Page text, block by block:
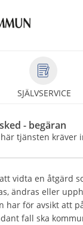
SJÄLVSERVICE
- begäran
tjänsten kräver
vidta en åtgärd
ändras eller
har för avsikt att
fall ska